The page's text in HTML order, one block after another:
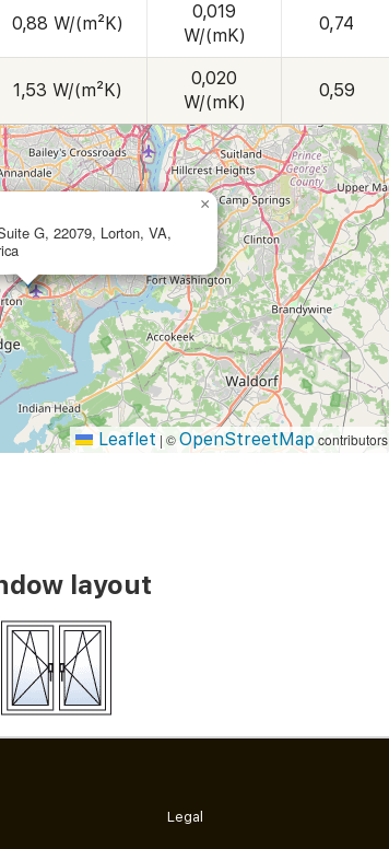
0,88 W/(m²K)
0,019
W/(mK)
0,74
1,53 W/(m²K)
0,020
W/(mK)
0,59
G, 22079, Lorton, VA,
×
Leaflet | ©OpenStreetMap contributors
layout
Legal